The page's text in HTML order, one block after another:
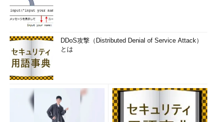
DDoS攻撃（Distributed Denial of Service Attack）
とは